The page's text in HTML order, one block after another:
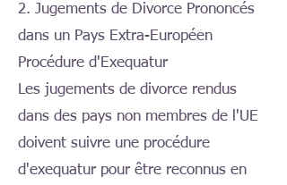
2. Jugements de Divorce Prononcés
dans un Pays Extra-Européen
Procédure d'Exequatur
Les jugements de divorce rendus
dans des pays non membres de l'UE
doivent suivre une procédure
d'exequatur pour être reconnus en